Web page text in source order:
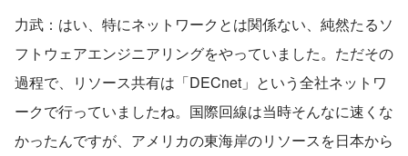
力武：はい、特にネットワークとは関係ない、純然たるソ
フトウェアエンジニアリングをやっていました。ただその
過程で、リソース共有は「DECnet」という全社ネットワ
ークで行っていましたね。国際回線は当時そんなに速くな
かったんですが、アメリカの東海岸のリソースを日本から